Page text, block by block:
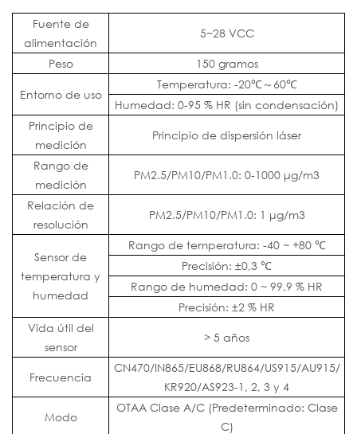
Fuente de
alimentación
5~28 VCC
Peso 150 gramos
Entorno de uso
Temperatura: -20℃～60℃
Humedad: 0-95 % HR (sin condensación)
Principio de
medición
Principio de dispersión láser
Rango de
medición
PM2.5/PM10/PM1.0: 0-1000 μg/m3
Relación de
resolución
PM2.5/PM10/PM1.0: 1 μg/m3
Sensor de
temperatura y
humedad
Rango de temperatura: -40 ~ +80 ℃
Precisión: ±0,3 ℃
Rango de humedad: 0 ~ 99,9 % HR
Precisión: ±2 % HR
Vida útil del
sensor
> 5 años
Frecuencia
CN470/IN865/EU868/RU864/US915/AU915/
KR920/AS923-1, 2, 3 y 4
Modo
OTAA Clase A/C (Predeterminado: Clase
C)